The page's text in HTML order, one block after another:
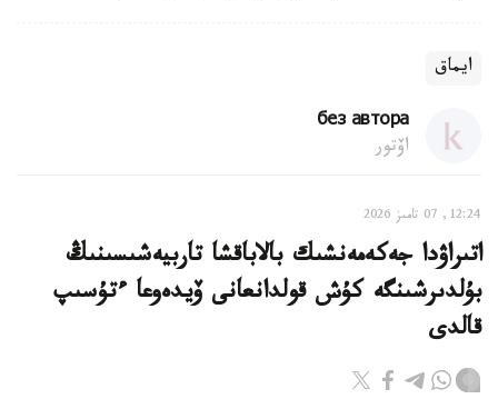
ايماق
без автора
اۆتور
12:24, 07 تامىز 2026
اتىراۋدا جەكەمەنشىك بالاباقشا تاربيەشىسىنىڭ
بۇلدىرشىنگە كۇش قولدانعانى ۆيدەوعا ءتۇسىپ
قالدى